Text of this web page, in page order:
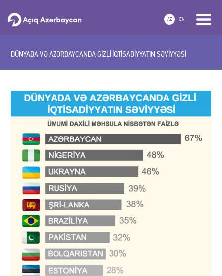
AZ EN
DÜNYADA VƏ AZƏRBAYCANDA GİZLİ İQTİSADİYYATIN SƏVİYYƏSİ